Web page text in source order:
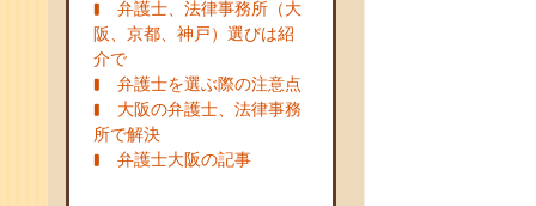
弁護士、法律事務所（大
阪、京都、神戸）選びは紹
介で
弁護士を選ぶ際の注意点
大阪の弁護士、法律事務
所で解決
弁護士大阪の記事